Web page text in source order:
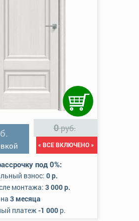
0руб.
« ВСЕ ВКЛЮЧЕНО »
под 0%:
взнос: 0 р.
монтажа: 3 000 р.
3 месяца
платеж-1 000р.